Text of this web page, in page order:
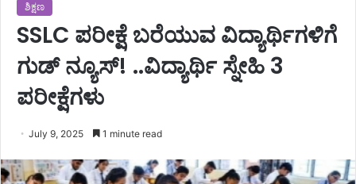
ಶಿಕ್ಷಣ
SSLC ಪರೀಕ್ಷೆ ಬರೆಯುವ ವಿದ್ಯಾರ್ಥಿಗಳಿಗೆ
ಗುಡ್ ನ್ಯೂಸ್! ..ವಿದ್ಯಾರ್ಥಿ ಸ್ನೇಹಿ 3
ಪರೀಕ್ಷೆಗಳು
July 9, 2025 1 minute read